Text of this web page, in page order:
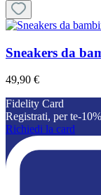
Sneakers da
49,90 €
Fidelity Card
Registrati, per te-
Richiedi la card